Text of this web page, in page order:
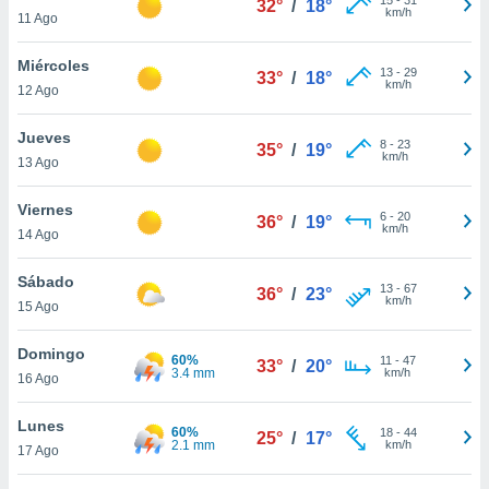
más
nuestra
y
de
disponible
cookies
aceptar
11 Ago
32° / 18°
km/h
Miércoles
12 Ago
33° / 18° 13- 29
km/h
Jueves
13 Ago
35° / 19° 8- 23
km/h
Viernes
14 Ago
36° / 19° 6- 20
km/h
Sábado
15 Ago
36° / 23° 13- 67
km/h
Domingo
16 Ago
60%
3.4 mm
33° / 20° 11 - 47
km/h
Lunes
17 Ago
60%
2.1 mm
25° / 17° 18- 44
km/h